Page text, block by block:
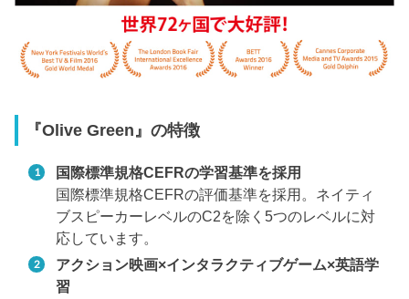
『Olive Green』の特徴
国際標準規格CEFRの学習基準を採用
国際標準規格CEFRの評価基準を採用。ネイティ
ブスピーカーレベルのC2を除く5つのレベルに対
応しています。
アクション映画×インタラクティブゲーム×英語学
習